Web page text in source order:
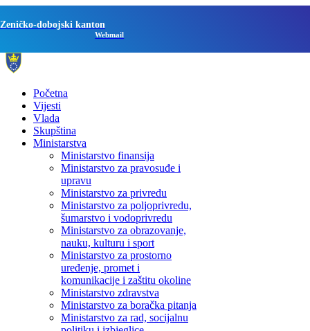
Zeničko-dobojski kanton
Webmail
Početna
Vijesti
Vlada
Skupština
Ministarstva
Ministarstvo finansija
Ministarstvo za pravosuđe i
upravu
Ministarstvo za privredu
Ministarstvo za poljoprivredu,
šumarstvo i vodoprivredu
Ministarstvo za obrazovanje,
nauku, kulturu i sport
Ministarstvo za prostorno
uređenje, promet i
komunikacije i zaštitu okoline
Ministarstvo zdravstva
Ministarstvo za boračka pitanja
Ministarstvo za rad, socijalnu